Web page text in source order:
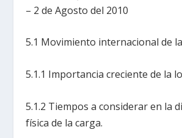
– 2 de Agosto del 2010
5.1 Movimiento internacional de
5.1.1 Importancia creciente de la
5.1.2 Tiempos a considerar en la
física de la carga.